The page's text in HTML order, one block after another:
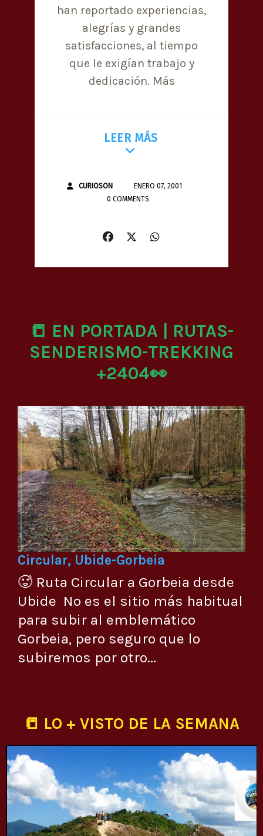
han reportado experiencias,
alegrías y grandes
satisfacciones, al tiempo
que le exigían trabajo y
dedicación. Más
LEER MÁS
CURIOSON
ENERO 07, 2001
0 COMMENTS
📒 EN PORTADA | RUTAS-
SENDERISMO-TREKKING
+2404👀
Circular, Ubide-Gorbeia
🥵 Ruta Circular a Gorbeia desde
Ubide No es el sitio más habitual
para subir al emblemático
Gorbeia, pero seguro que lo
subiremos por otro...
📒 LO + VISTO DE LA SEMANA